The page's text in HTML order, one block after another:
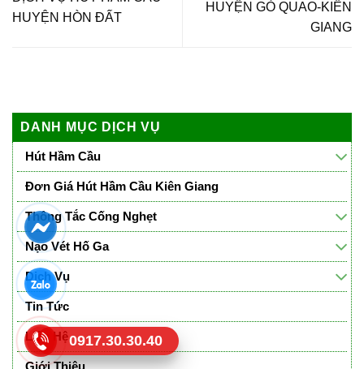
HUYỆN HÒN ĐẤT
HUYỆN GÒ QUAO-KIÊN
GIANG
DANH MỤC DỊCH VỤ
Hút Hầm Cầu
Đơn Giá Hút Hầm Cầu Kiên Giang
Thông Tắc Cống Nghẹt
Nạo Vét Hố Ga
Dịch Vụ
Tin Tức
Liên Hệ
Giới Thiệu
0917.30.30.40